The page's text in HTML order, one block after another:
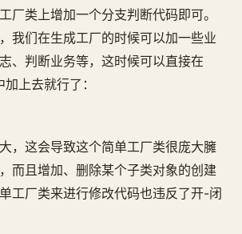
厂类上增加一个分支判断代码即可。
我们在生成工厂的时候可以加一些业
、判断业务等，这时候可以直接在
上去就行了：
，这会导致这个简单工厂类很庞大臃
而且增加、删除某个子类对象的创建
工厂类来进行修改代码也违反了开-闭